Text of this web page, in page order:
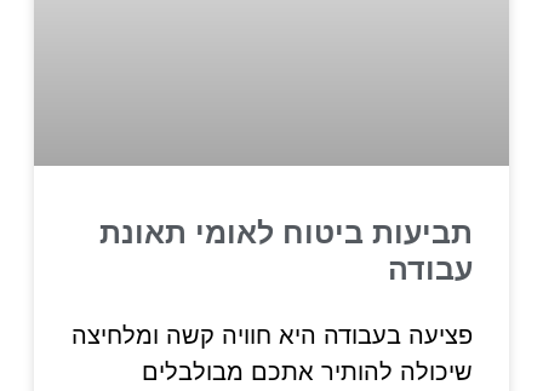
תביעות ביטוח לאומי תאונת
עבודה
פציעה בעבודה היא חוויה קשה ומלחיצה
שיכולה להותיר אתכם מבולבלים